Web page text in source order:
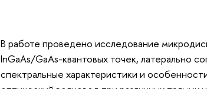
В работе проведено исследование
InGaAs/GaAs-квантовых точек, латерально
спектральные характеристики и